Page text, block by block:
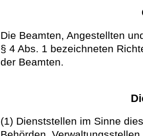
Die Beamten, Angestellten
§ 4 Abs. 1 bezeichneten
der Beamten.
(1) Dienststellen im Sinne